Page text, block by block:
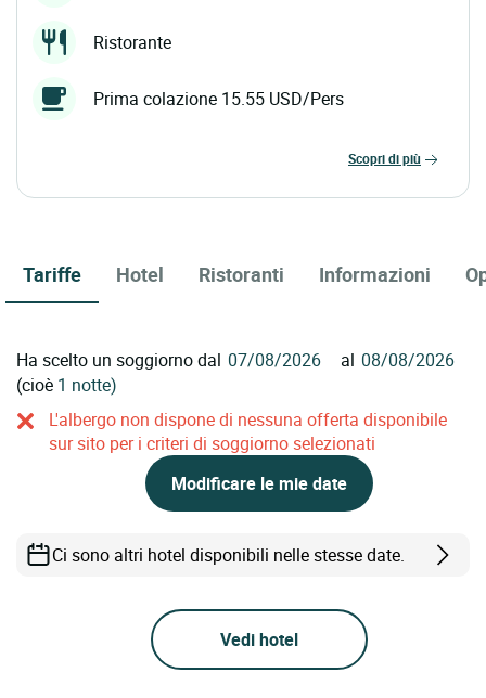
Ristorante
Prima colazione 15.55 USD/Pers
scopri di più
Tariffe Hotel Ristoranti Informazioni
Ha scelto un soggiorno dal
al
(cioè 1 notte)
L'albergo non dispone di nessuna offerta disponibile
sur sito per i criteri di soggiorno selezionati
Modificare le mie date
Ci sono altri hotel disponibili nelle stesse date.
Vedi hotel